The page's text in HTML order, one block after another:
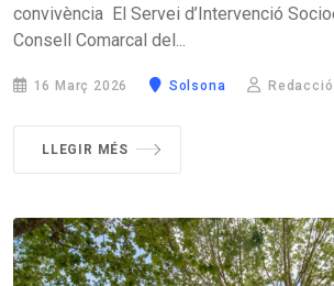
convivència El Servei d’Intervenció
Consell Comarcal del...
16 Març 2026 Solsona Redacció
LLEGIR MÉS